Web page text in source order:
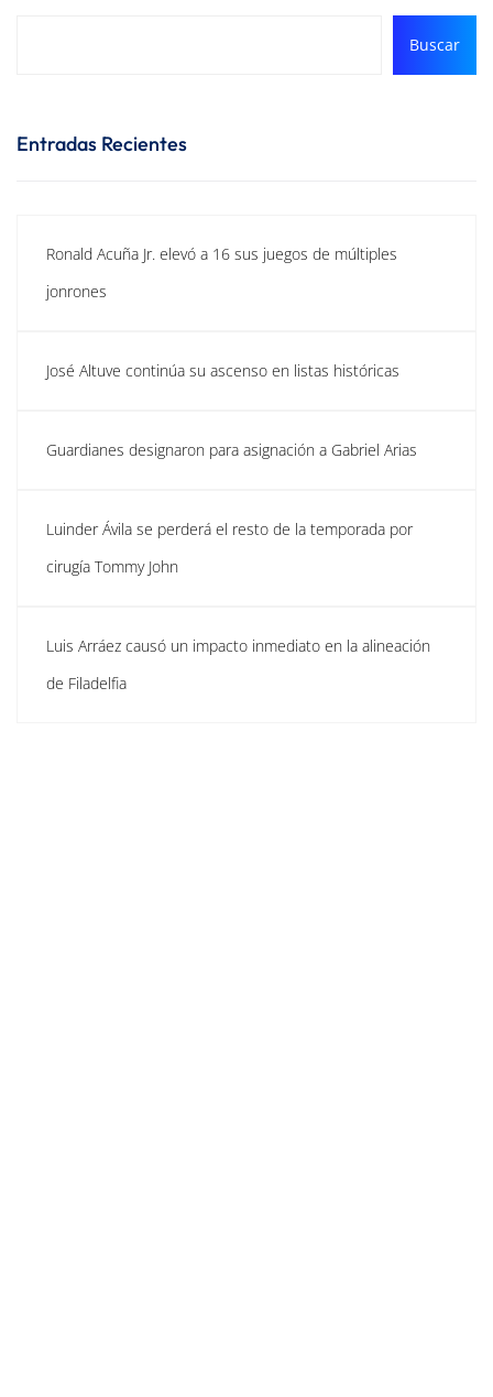
Buscar
Entradas Recientes
Ronald Acuña Jr. elevó a 16 sus juegos de múltiples
jonrones
José Altuve continúa su ascenso en listas históricas
Guardianes designaron para asignación a Gabriel Arias
Luinder Ávila se perderá el resto de la temporada por
cirugía Tommy John
Luis Arráez causó un impacto inmediato en la alineación
de Filadelfia